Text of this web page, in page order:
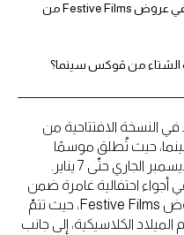
ما الأفلام والأنشطة الترفيهية المتاحة في عروض Festive Films من
الشتاء من ڤوكس سينما؟
في النسخة الافتتاحية من
حيث تُطلق موسمًا
احتفاليًا ينبض بالسحر والمرح، من 5 ديسمبر الجاري حتّى 7 يناير.
أجواء احتفالية غامرة ضمن
تجربة سينمائية متكاملة، تشمل عروض Festive Films، حيث تتمّ
الكلاسيكية، إلى جانب